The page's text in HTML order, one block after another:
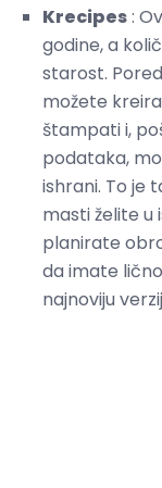
Krecipes:
godine, a
starost.
možete
štampati i,
podataka,
ishrani. To je
masti želite u
planirate
da imate
najnoviju